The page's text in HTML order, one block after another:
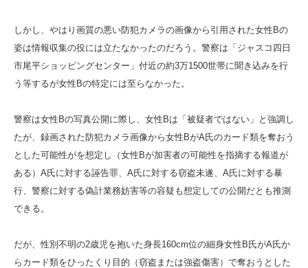
しかし、やはり画質の悪い防犯カメラの画像から引用された女性Bの
姿は情報収集の役には立たなかったのだろう。警察は「ジャスコ四日
市尾平ショッピングセンター」付近の約3万1500世帯に聞き込みを行
う等するが女性Bの特定には至らなかった。
警察は女性Bの写真公開に際し、女性Bは「被疑者ではない」と強調し
たが、録画された防犯カメラ画像から女性BがA氏のカード類を奪おう
とした可能性がを想定し（女性Bが加害者の可能性を指摘する報道が
ある）A氏に対する誣告罪、A氏に対する窃盗未遂、A氏に対する暴
行、警察に対する偽計業務妨害等の容疑も想定しての公開だとも推測
できる。
だが、性別不明の2歳児を抱いた身長160cm位の細身女性B氏がA氏か
らカード類をひったくり目的（窃盗または強盗傷害）で奪おうとした